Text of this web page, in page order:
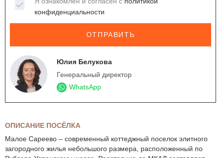
конфиденциальности
ОТПРАВИТЬ
Юлия Белукова
Генеральный директор
WhatsApp
ОПИСАНИЕ ПОСЁЛКА
Малое Сареево – современный коттеджный поселок элитного
загородного жилья небольшого размера, расположенный по